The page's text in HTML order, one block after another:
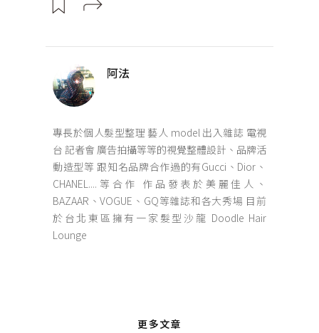
阿法
專長於個人髮型整理 藝人 model 出入雜誌 電視
台 記者會 廣告拍攝等等的視覺整體設計、品牌活
動造型等 跟知名品牌合作過的有Gucci、Dior、
CHANEL....等合作 作品發表於美麗佳人、
BAZAAR、VOGUE、GQ等雜誌和各大秀場 目前
於台北東區擁有一家髮型沙龍 Doodle Hair
Lounge
更多文章